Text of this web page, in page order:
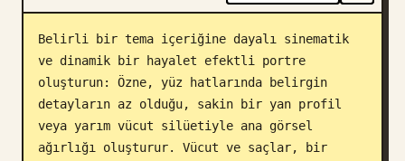
İndir
Blog
Güncellemeler
Belirli bir tema içeriğine dayalı sinematik
ve dinamik bir hayalet efektli portre
oluşturun: Özne, yüz hatlarında belirgin
detayların az olduğu, sakin bir yan profil
veya yarım vücut silüetiyle ana görsel
ağırlığı oluşturur. Vücut ve saçlar, bir